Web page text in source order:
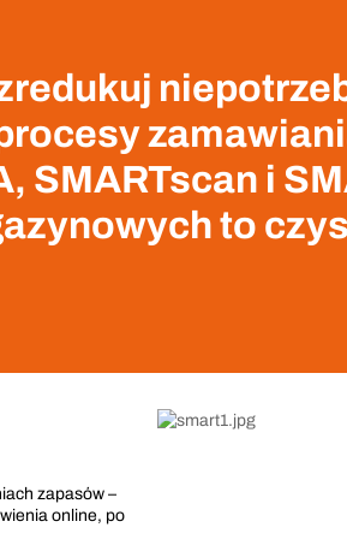
SMARTscan i
to
zapasów –
online, po